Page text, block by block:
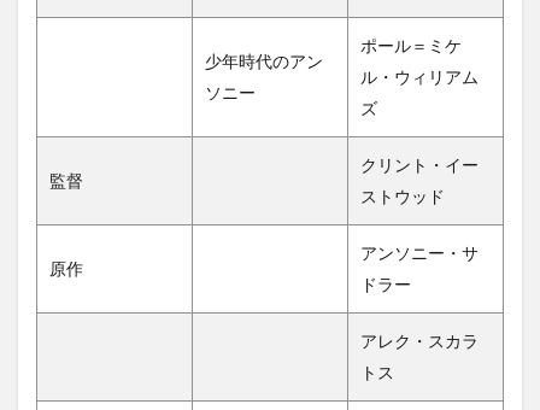
少年時代のアン
ソニー
ポール＝ミケ
ル・ウィリアム
ズ
監督
クリント・イー
ストウッド
原作
アンソニー・サ
ドラー
アレク・スカラ
トス